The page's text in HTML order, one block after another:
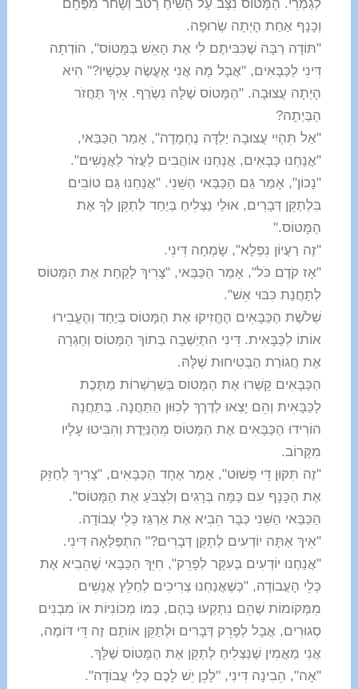
לְגַמְרֵי. הַמָּטוֹס נִצָּב עַל הַשִּׂיחַ רָטֹב וְשָׁחֹר מִפֶּחָם
וְכָנָף אַחַת הָיְתָה שְׂרוּפָה.
"תּוֹדָה רַבָּה שֶׁכִּבִּיתֶם לִי אֶת הָאֵשׁ בַּמָּטוֹס", הוֹדְתָה
דִּינִי לַכַּבָּאִים, "אֲבָל מָה אֲנִי אֶעֱשֶׂה עַכְשָׁיו?" הִיא
הָיְתָה עֲצוּבָה. "הַמָּטוֹס שֶׁלָּהּ נִשְׂרַף. אֵיךְ תַּחֲזֹר
הַבַּיְתָה?
"אַל תִּהְיִי עֲצוּבָה יַלְדָּה נֶחְמָדָה", אָמַר הַכַּבַּאי,
"אֲנַחְנוּ כַּבָּאִים, אֲנַחְנוּ אוֹהֲבִים לַעֲזֹר לַאֲנָשִׁים".
"נָכוֹן", אָמַר גַּם הַכַּבַּאי הַשֵּׁנִי. "אֲנַחְנוּ גַּם טוֹבִים
בִּלְתַקֵּן דְּבָרִים, אוּלַי נַצְלִיחַ בְּיַחַד לְתַקֵּן לְךָ אֶת
הַמָּטוֹס."
"זֶה רַעֲיוֹן נִפְלָא", שָׂמְחָה דִּינִי.
"אָז קֹדֶם כֹּל", אָמַר הַכַּבַּאי, "צָרִיךְ לָקַחַת אֶת הַמָּטוֹס
לְתַחֲנַת כִּבּוּי אֵשׁ".
שְׁלֹשֶׁת הַכַּבָּאִים הֶחֱזִיקוּ אֶת הַמָּטוֹס בְּיַחַד וְהֶעֱבִירוּ
אוֹתוֹ לְכַּבָּאִית. דִּינִי הִתְיַשְּׁבָה בְּתוֹךְ הַמָּטוֹס וְחָגְרָה
אֶת חֲגוֹרַת הַבְּטִיחוּת שֶׁלָּהּ.
הַכַּבָּאִים קָשְׁרוּ אֶת הַמָּטוֹס בְּשַׁרְשְׁרוֹת מַתֶּכֶת
לַכַּבָּאִית וְהֵם יָצְאוּ לַדֶּרֶךְ לְכִוּוּן הַתַּחֲנָה. בַּתַּחֲנָה
הוֹרִידוּ הַכַּבָּאִים אֶת הַמָּטוֹס מֵהַנַּיֶּדֶת וְהִבִּיטוּ עָלָיו
מִקָּרוֹב.
"זֶה תִּקּוּן דֵּי פָּשׁוּט", אָמַר אֶחָד הַכַּבָּאִים, "צָרִיךְ לְחַזֵּק
אֶת הַכָּנָף עִם כַּמָּה בְּרָגִים וְלִצְבֹּעַ אֶת הַמָּטוֹס".
הַכַּבַּאי הַשֵּׁנִי כְּבָר הֵבִיא אֶת אַרְגַּז כְּלֵי עֲבוֹדָה.
"אֵיךְ אַתָּה יוֹדְעִים לְתַקֵּן דְּבָרִים?" הִתְפַּלְּאָה דִּינִי.
"אֲנַחְנוּ יוֹדְעִים בְּעִקָּר לְפָרֵק", חִיֵּךְ הַכַּבַּאי שֶׁהֵבִיא אֶת
כְּלֵי הָעֲבוֹדָה, "כְּשֶׁאֲנַחְנוּ צְרִיכִים לְחַלֵּץ אֲנָשִׁים
מִמְּקוֹמוֹת שֶׁהֵם נִתְקְעוּ בָּהֶם, כְּמוֹ מְכוֹנִיּוֹת אוֹֹ מִבְנִים
סְגוּרִים, אֲבָל לְפָרֵק דְּבָרִים וּלְתַקֵּן אוֹתָם זֶה דֵּי דּוֹמֶה,
אֲנִי מַאֲמִין שֶׁנַּצְלִיחַ לְתַקֵּן אֶת הַמָּטוֹס שֶׁלָּךְ.
"אָה", הֵבִינָה דִּינִי, "לָכֵן יֵשׁ לָכֶם כְּלֵי עֲבוֹדָה".